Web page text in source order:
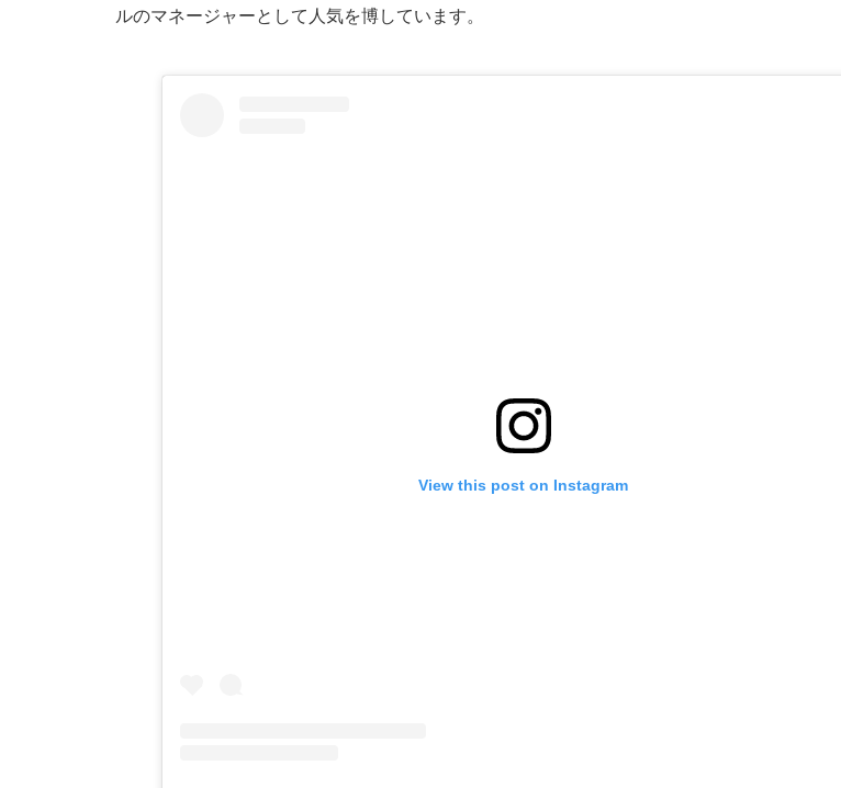
ルのマネージャーとして人気を博しています。
View this post on Instagram